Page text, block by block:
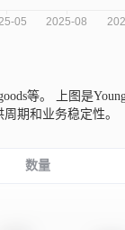
等。
上图是
期和业务稳定性。
数量